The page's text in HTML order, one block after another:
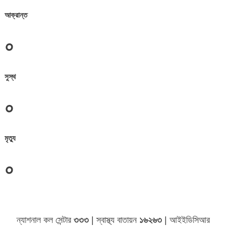
আক্রান্ত
০
সুস্থ
০
মৃত্যু
০
ন্যাশনাল কল সেন্টার ৩৩৩| স্বাস্থ্য বাতায়ন ১৬২৬৩| আইইডিসিআর